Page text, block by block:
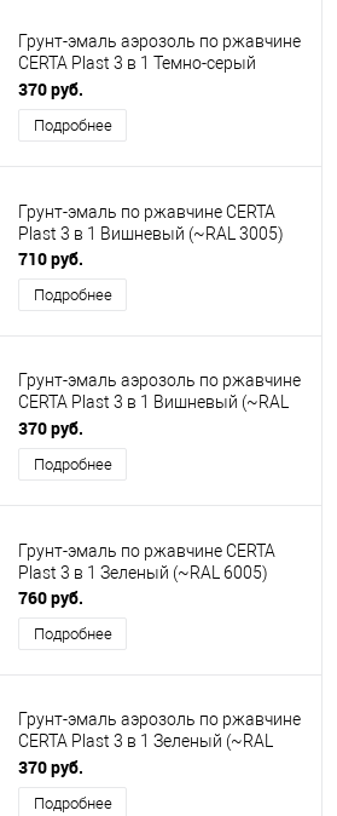
Грунт-эмаль аэрозоль по ржавчине
CERTA Plast 3 в 1 Темно-серый
(~RAL 7024)
370 руб.
Подробнее
Грунт-эмаль по ржавчине CERTA
Plast 3 в 1 Вишневый (~RAL 3005)
710 руб.
Подробнее
Грунт-эмаль аэрозоль по ржавчине
CERTA Plast 3 в 1 Вишневый (~RAL
3005)
370 руб.
Подробнее
Грунт-эмаль по ржавчине CERTA
Plast 3 в 1 Зеленый (~RAL 6005)
760 руб.
Подробнее
Грунт-эмаль аэрозоль по ржавчине
CERTA Plast 3 в 1 Зеленый (~RAL
6005)
370 руб.
Подробнее